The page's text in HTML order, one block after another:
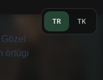
TR TK